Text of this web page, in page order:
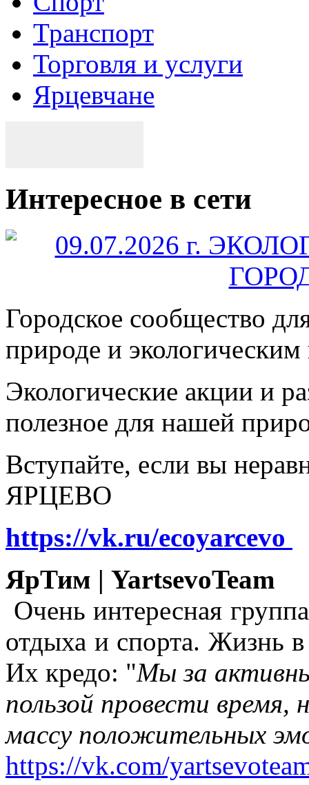
Транспорт
Торговля и услуги
Ярцевчане
Интересное в сети
Городское сообщество
природе и
Экологические акции и
полезное для нашей
Вступайте, если вы
ЯРЦЕВО
https://vk.ru/ecoyarcevo
ЯрТим | YartsevoTeam
Очень интересная
отдыха и спорта. Жизнь
Их кредо: "Мы за
пользой провести время,
массу положительных
https://vk.com/